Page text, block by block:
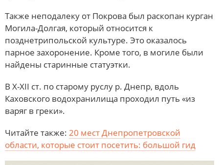
Также неподалеку от Покрова был раскопан курган
Могила-Долгая, который относится к
позднетрипольской культуре. Это оказалось
парное захоронение. Кроме того, в могиле были
найдены старинные статуэтки.
В X-XII ст. по старому руслу р. Днепр, вдоль
Каховского водохранилища проходил путь «из
варяг в греки».
Читайте также: 20 мест Днепропетровской
области, которые стоит посетить: большой гид